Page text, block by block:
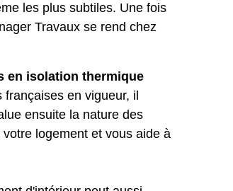
les plus subtiles. Une fois
Travaux se rend chez
en isolation thermique
en vigueur, il
ensuite la nature des
logement et vous aide à